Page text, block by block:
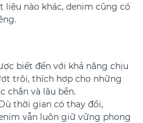
liệu nào khác, denim cũng có
biết đến với khả năng chịu
trội, thích hợp cho những
chắn và lâu bền.
thời gian có thay đổi,
vẫn luôn giữ vững phong